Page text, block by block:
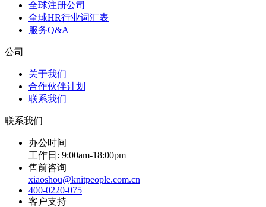
全球注册公司
全球HR行业词汇表
服务Q&A
公司
关于我们
合作伙伴计划
联系我们
联系我们
办公时间
工作日: 9:00am-18:00pm
售前咨询
xiaoshou@knitpeople.com.cn
400-0220-075
客户支持